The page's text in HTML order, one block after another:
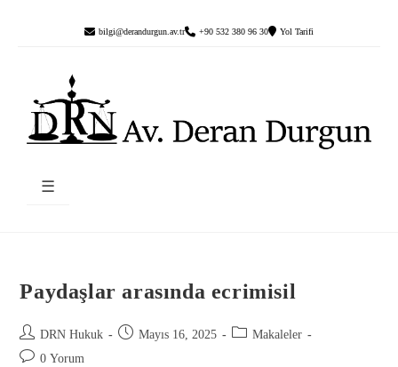
bilgi@derandurgun.av.tr +90 532 380 96 30 Yol Tarifi
☰
Paydaşlar arasında ecrimisil
DRN Hukuk Mayıs 16, 2025
Makaleler
0 Yorum